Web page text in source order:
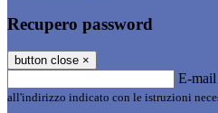
Recupero password
button close ×
E-mail
all'indirizzo indicato con le istruzioni